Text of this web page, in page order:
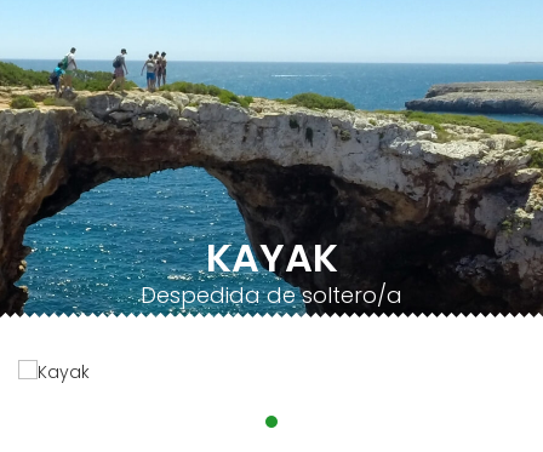
KAYAK
Despedida de soltero/a